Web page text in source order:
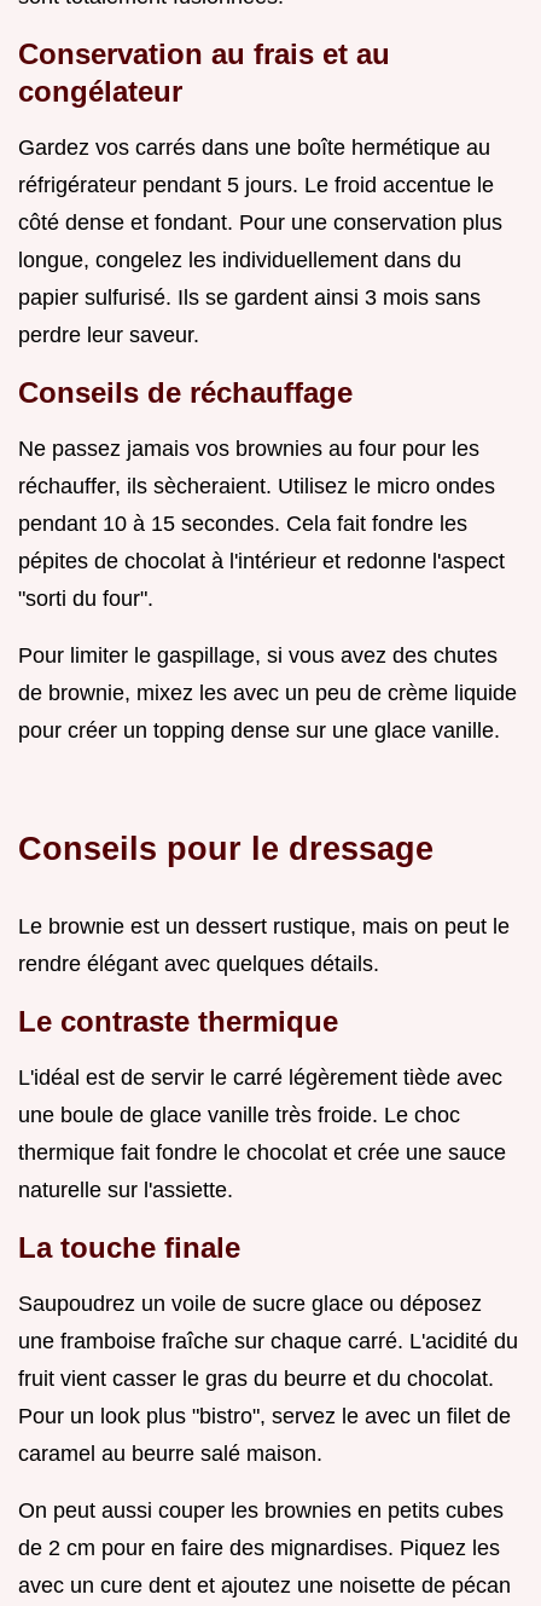
Conservation au frais et au
congélateur
Gardez vos carrés dans une boîte hermétique au
réfrigérateur pendant 5 jours. Le froid accentue le
côté dense et fondant. Pour une conservation plus
longue, congelez les individuellement dans du
papier sulfurisé. Ils se gardent ainsi 3 mois sans
perdre leur saveur.
Conseils de réchauffage
Ne passez jamais vos brownies au four pour les
réchauffer, ils sècheraient. Utilisez le micro ondes
pendant 10 à 15 secondes. Cela fait fondre les
pépites de chocolat à l'intérieur et redonne l'aspect
"sorti du four".
Pour limiter le gaspillage, si vous avez des chutes
de brownie, mixez les avec un peu de crème liquide
pour créer un topping dense sur une glace vanille.
Conseils pour le dressage
Le brownie est un dessert rustique, mais on peut le
rendre élégant avec quelques détails.
Le contraste thermique
L'idéal est de servir le carré légèrement tiède avec
une boule de glace vanille très froide. Le choc
thermique fait fondre le chocolat et crée une sauce
naturelle sur l'assiette.
La touche finale
Saupoudrez un voile de sucre glace ou déposez
une framboise fraîche sur chaque carré. L'acidité du
fruit vient casser le gras du beurre et du chocolat.
Pour un look plus "bistro", servez le avec un filet de
caramel au beurre salé maison.
On peut aussi couper les brownies en petits cubes
de 2 cm pour en faire des mignardises. Piquez les
avec un cure dent et ajoutez une noisette de pécan